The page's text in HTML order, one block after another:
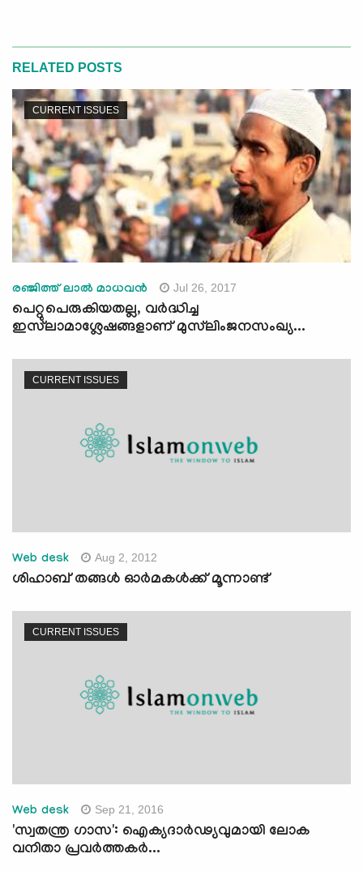
RELATED POSTS
CURRENT ISSUES
രഞ്ജിത്ത് ലാല്‍ മാധവന്‍ Jul 26, 2017
പെറ്റുപെരുകിയതല്ല, വര്‍ദ്ധിച്ച
ഇസ്‌ലാമാശ്ലേഷങ്ങളാണ് മുസ്‌ലിംജനസംഖ്യ...
CURRENT ISSUES
Web desk Aug 2, 2012
ശിഹാബ് തങ്ങള്‍ ഓര്‍മകള്‍ക്ക് മൂന്നാണ്ട്
CURRENT ISSUES
Web desk Sep 21, 2016
'സ്വതന്ത്ര ഗാസ': ഐക്യദാര്‍ഢ്യവുമായി ലോക
വനിതാ പ്രവര്‍ത്തകര്‍...